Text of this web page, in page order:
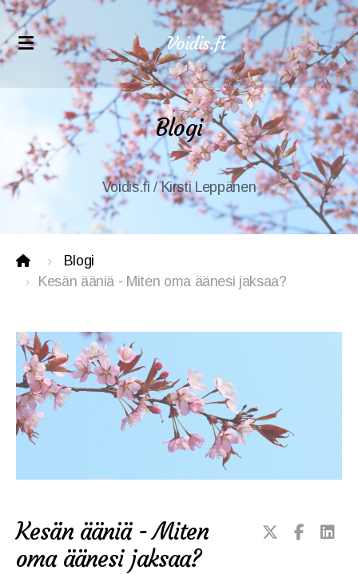
Voidis.fi
Blogi
Voidis.fi / Kirsti Leppänen
Blogi
Kesän ääniä - Miten oma äänesi jaksaa?
Kesän ääniä - Miten
oma äänesi jaksaa?
Äänihyvinvointikoulutukset
VoiceWell®-hoitajakoulutus
Verkkokurssit ammattilaisille
Verkkokurssit äänihyvinvointiin
Asiakaspolku
VoiceWell® -hoito
Neurosonic-hoito
VoiceWell-hoitajat
VoiceWell-puheterapeutit